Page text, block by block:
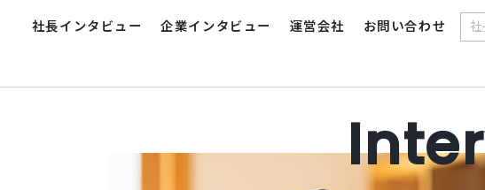
社長インタビュー 企業インタビュー 運営会社 お問い合わせ